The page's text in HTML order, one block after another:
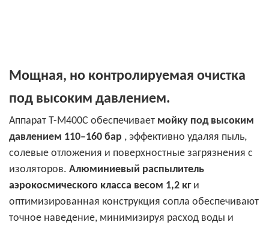
Мощная, но контролируемая очистка
под высоким давлением.
Аппарат T-M400C обеспечивает мойку под высоким
давлением 110–160 бар , эффективно удаляя пыль,
солевые отложения и поверхностные загрязнения с
изоляторов. Алюминиевый распылитель
аэрокосмического класса весом 1,2 кги
оптимизированная конструкция сопла обеспечивают
точное наведение, минимизируя расход воды и